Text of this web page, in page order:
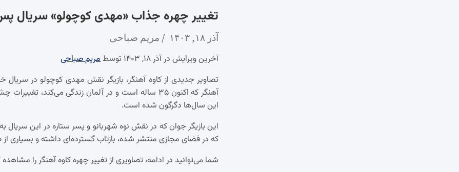
تغییر چهره جذاب «مهدی کوچولو» سریال پس از باران
آذر ۱۸, ۱۴۰۳ مریم صباحی
آخرین ویرایش در آذر ۱۸, ۱۴۰۳ توسط
مریم صباحی
آهنگر که اکنون ۳۵ ساله است و در آلمان زندگی
این سال‌ها دگرگون شده است.
این بازیگر جوان که در نقش نوه شهربانو و پسر ستاره در این
که در فضای مجازی منتشر شده، بازتاب گسترده‌ای داشته و بسیاری
شما می‌توانید در ادامه، تصاویری از تغییر چهره کاوه آهنگر را مشاهده